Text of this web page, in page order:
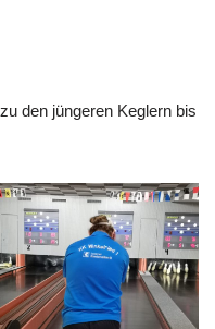
den jüngeren Keglern bis